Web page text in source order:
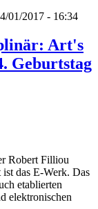
01/2017 - 16:34
Art's
Geburtstag
Robert Filliou
das E-Werk. Das
etablierten
elektronischen